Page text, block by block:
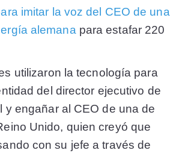
imitar la voz del CEO de una
alemana para estafar 220
utilizaron la tecnología para
del director ejecutivo de
y engañar al CEO de una de
Unido, quien creyó que
con su jefe a través de